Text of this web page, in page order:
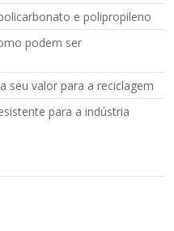
e polipropileno
podem ser
seu valor para a reciclagem
para a indústria